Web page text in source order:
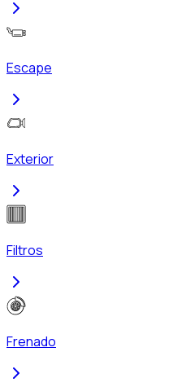
Escape
Exterior
Filtros
Frenado